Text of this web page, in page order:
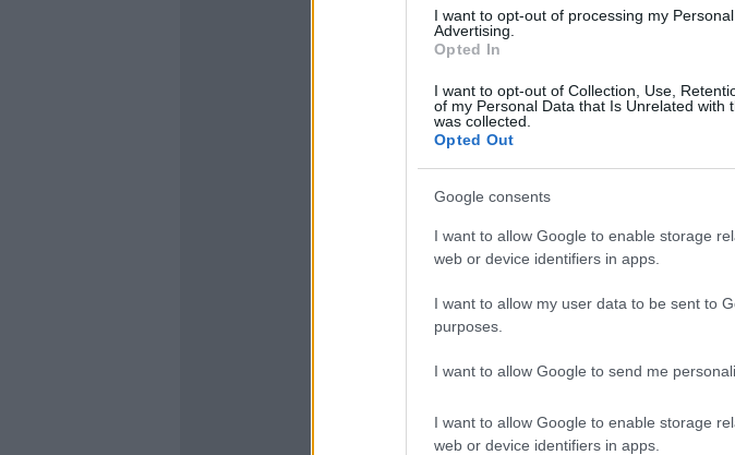
I want to opt-out of processing my
Advertising.
Opted In
I want to opt-out of Collection, Use,
of my Personal Data that Is Unrelated with
was collected.
Opted Out
Google consents
I want to allow Google to enable storage
web or device identifiers in apps.
I want to allow my user data to be sent to
purposes.
I want to allow Google to send me
I want to allow Google to enable storage
web or device identifiers in apps.